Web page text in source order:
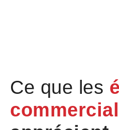
Ce que les